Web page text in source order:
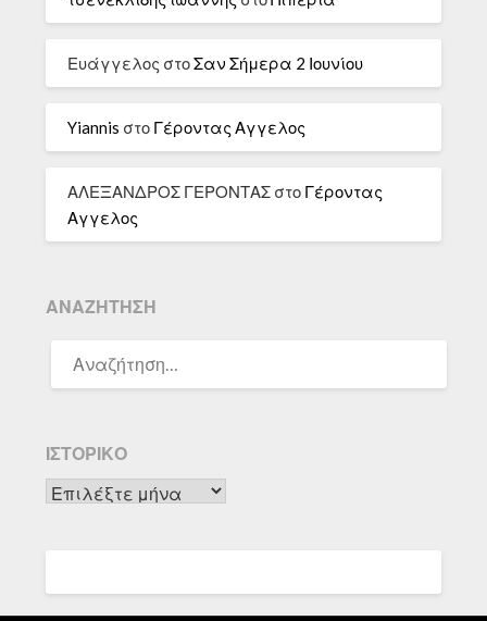
Ευάγγελος στοΣαν Σήμερα 2 Ιουνίου
Yiannis στο Γέροντας Αγγελος
ΑΛΕΞΑΝΔΡΟΣ ΓΕΡΟΝΤΑΣ στο Γέροντας
Αγγελος
ΑΝΑΖΉΤΗΣΗ
ΓΙΑ:
ΙΣΤΟΡΙΚΌ
Ιστορικό